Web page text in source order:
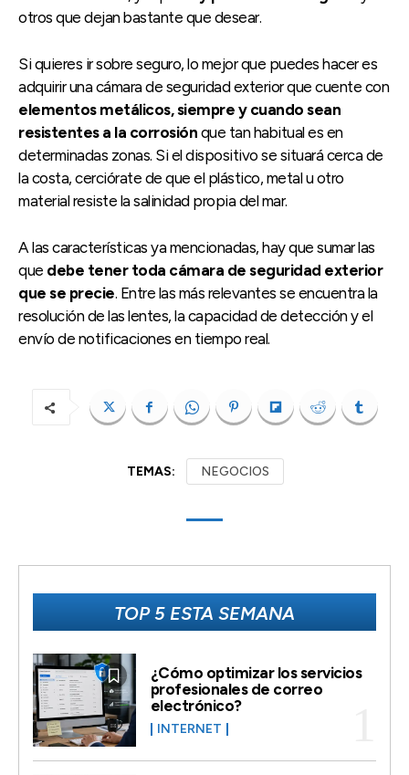
otros que dejan bastante que desear.
Si quieres ir sobre seguro, lo mejor que puedes hacer es
adquirir una cámara de seguridad exterior que cuente con
elementos metálicos, siempre y cuando sean
resistentes a la corrosión que tan habitual es en
determinadas zonas. Si el dispositivo se situará cerca de
la costa, cerciórate de que el plástico, metal u otro
material resiste la salinidad propia del mar.
A las características ya mencionadas, hay que sumar las
que debe tener toda cámara de seguridad exterior
que se precie. Entre las más relevantes se encuentra la
resolución de las lentes, la capacidad de detección y el
envío de notificaciones en tiempo real.
TEMAS: NEGOCIOS
TOP 5 ESTA SEMANA
¿Cómo optimizar los servicios
profesionales de correo
electrónico?
INTERNET